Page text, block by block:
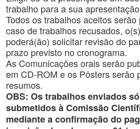
trabalho para a sua
Todos os trabalhos aceitos
caso de trabalhos recusados,
poderá(ão) solicitar revisão do
prazo previsto no cronograma.
As Comunicações orais serão
em CD-ROM e os Pôsters serão
resumos.
OBS: Os trabalhos enviados
submetidos à Comissão
mediante a confirmação do